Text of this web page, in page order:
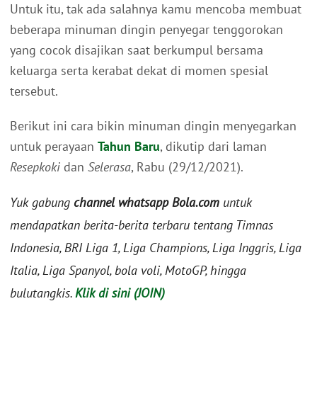
Untuk itu, tak ada salahnya kamu mencoba membuat
beberapa minuman dingin penyegar tenggorokan
yang cocok disajikan saat berkumpul bersama
keluarga serta kerabat dekat di momen spesial
tersebut.
Berikut ini cara bikin minuman dingin menyegarkan
untuk perayaan Tahun Baru, dikutip dari laman
Resepkoki dan Selerasa, Rabu (29/12/2021).
Yuk gabung channel whatsapp Bola.com untuk
mendapatkan berita-berita terbaru tentang Timnas
Indonesia, BRI Liga 1, Liga Champions, Liga Inggris, Liga
Italia, Liga Spanyol, bola voli, MotoGP, hingga
bulutangkis.Klik di sini (JOIN)